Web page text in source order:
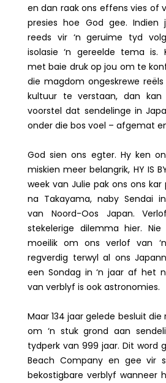
en dan raak ons effens vies of
presies hoe God gee. Indien
reeds vir ‘n geruime tyd
isolasie ‘n gereelde tema is.
met baie druk op jou om te
die magdom ongeskrewe
kultuur te verstaan, dan kan
voorstel dat sendelinge in
onder die bos voel – afgemat
God sien ons egter. Hy ken
miskien meer belangrik, HY IS
week van Julie pak ons ons kar
na Takayama, naby Sendai
van Noord-Oos Japan.
stekelerige dilemma hier.
moeilik om ons verlof van
regverdig terwyl al ons
een Sondag in ‘n jaar af het
van verblyf is ook astronomies.
Maar 134 jaar gelede besluit
om ‘n stuk grond aan
tydperk van 999 jaar. Dit word
Beach Company en gee vir
bekostigbare verblyf wanneer